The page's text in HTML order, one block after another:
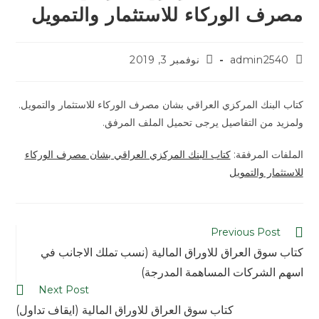
مصرف الوركاء للاستثمار والتمويل
admin2540 نوفمبر 3, 2019
كتاب البنك المركزي العراقي بشان مصرف الوركاء للاستثمار والتمويل.
ولمزيد من التفاصيل يرجى تحميل الملف المرفق.
الملفات المرفقة:كتاب البنك المركزي العراقي بشان مصرف الوركاء
للاستثمار والتمويل
Previous Post
كتاب سوق العراق للاوراق المالية (نسب تملك الاجانب في
اسهم الشركات المساهمة المدرجة)
Next Post
كتاب سوق العراق للاوراق المالية (ايقاف تداول)